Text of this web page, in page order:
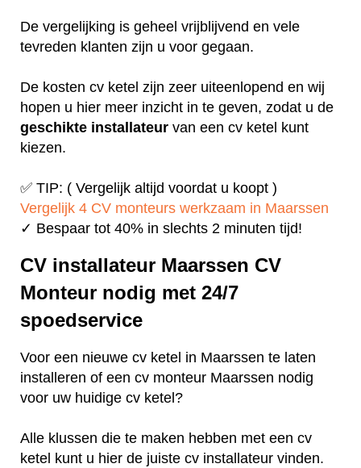
De vergelijking is geheel vrijblijvend en vele
tevreden klanten zijn u voor gegaan.
De kosten cv ketel zijn zeer uiteenlopend en wij
hopen u hier meer inzicht in te geven, zodat u de
geschikte installateur van een cv ketel kunt
kiezen.
✅ TIP: ( Vergelijk altijd voordat u koopt )
Vergelijk 4 CV monteurs werkzaam in Maarssen
✓ Bespaar tot 40% in slechts 2 minuten tijd!
CV installateur Maarssen CV
Monteur nodig met 24/7
spoedservice
Voor een nieuwe cv ketel in Maarssen te laten
installeren of een cv monteur Maarssen nodig
voor uw huidige cv ketel?
Alle klussen die te maken hebben met een cv
ketel kunt u hier de juiste cv installateur vinden.